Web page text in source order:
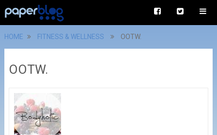
HOME FITNESS & WELLNESS OOTW.
OOTW.